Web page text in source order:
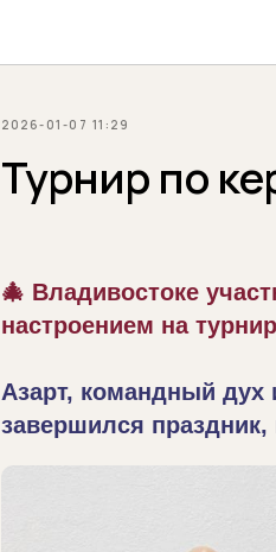
2026-01-07 11:29
Турнир по
🎄 Владивостоке
настроением на
Азарт, командный
завершился